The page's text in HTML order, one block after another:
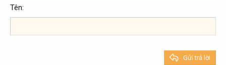
18
22
Tahoma
Times New Roman
Tên
Gửi trả lời